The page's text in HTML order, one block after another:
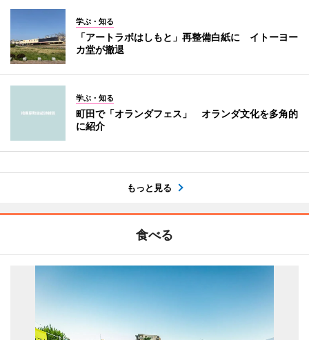
学ぶ・知る
「アートラボはしもと」再整備白紙に イトーヨー
カ堂が撤退
学ぶ・知る
町田で「オランダフェス」 オランダ文化を多角的
に紹介
もっと見る
食べる